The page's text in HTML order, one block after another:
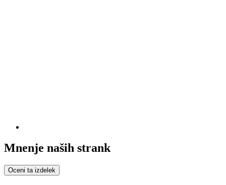
Mnenje naših strank
Oceni ta izdelek